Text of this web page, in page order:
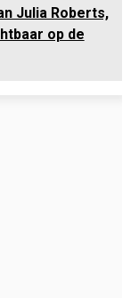
Julia Roberts,
op de